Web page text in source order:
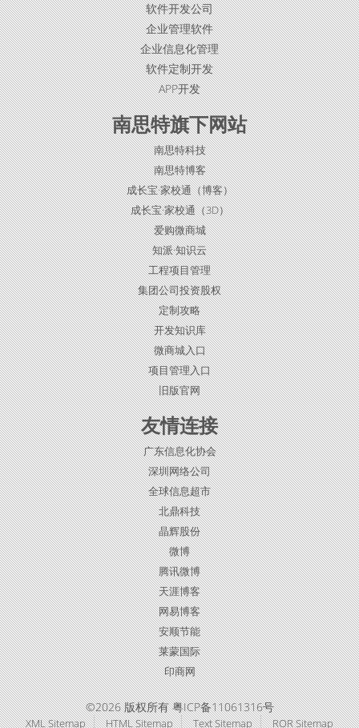
软件开发公司
企业管理软件
企业信息化管理
软件定制开发
APP开发
南思特旗下网站
南思特科技
南思特博客
成长宝·家校通（博客）
成长宝·家校通（3D）
爱购微商城
知派·知识云
工程项目管理
集团公司投资股权
定制攻略
开发知识库
微商城入口
项目管理入口
旧版官网
友情连接
广东信息化协会
深圳网络公司
全球信息超市
北鼎科技
晶辉股份
微博
腾讯微博
天涯博客
网易博客
安顺节能
莱蒙国际
印商网
©2026 版权所有 粤ICP备11061316号
XML Sitemap HTML Sitemap Text Sitemap ROR Sitemap